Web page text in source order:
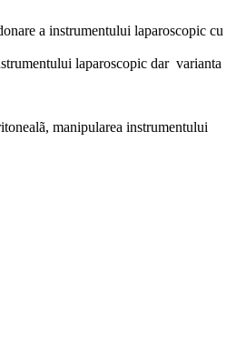
a instrumentului laparoscopic cu
laparoscopic dar varianta
manipularea instrumentului